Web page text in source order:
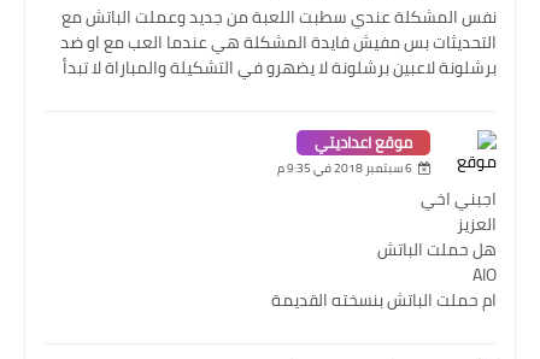
نفس المشكلة عندي سطبت اللعبة من جديد وعملت الباتش مع
التحديثات بس مفيش فايدة المشكلة هي عندما العب مع او ضد
برشلونة لاعبين برشلونة لا يضهرو في التشكيلة والمباراة لا تبدأ
موقع اعداديتي
6 سبتمبر 2018 في 9:35 م
اجبني اخي
العزيز
هل حملت الباتش
AIO
ام حملت الباتش بنسخته القديمة